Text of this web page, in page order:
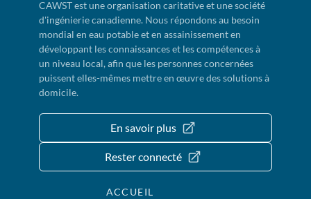
CAWST est une organisation caritative et une société
d'ingénierie canadienne. Nous répondons au besoin
mondial en eau potable et en assainissement en
développant les connaissances et les compétences à
un niveau local, afin que les personnes concernées
puissent elles-mêmes mettre en œuvre des solutions à
domicile.
En savoir plus
Rester connecté
ACCUEIL